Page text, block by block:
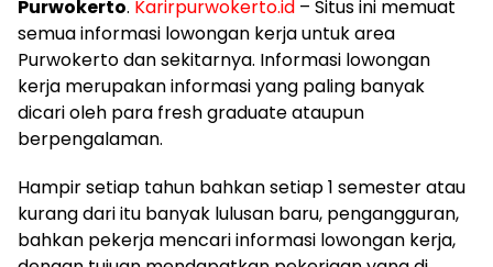
Purwokerto. Karirpurwokerto.id – Situs ini memuat
semua informasi lowongan kerja untuk area
Purwokerto dan sekitarnya. Informasi lowongan
kerja merupakan informasi yang paling banyak
dicari oleh para fresh graduate ataupun
berpengalaman.
Hampir setiap tahun bahkan setiap 1 semester atau
kurang dari itu banyak lulusan baru, pengangguran,
bahkan pekerja mencari informasi lowongan kerja,